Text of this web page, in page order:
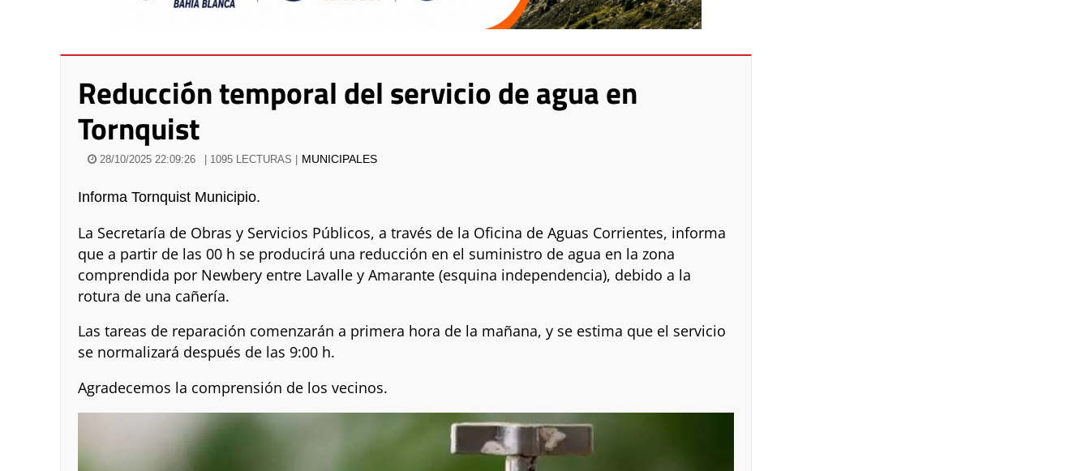
Reducción temporal del servicio de agua en
Tornquist
28/10/2025 22:09:26 | 1095 LECTURAS | MUNICIPALES
Informa Tornquist Municipio.
La Secretaría de Obras y Servicios Públicos, a través de la Oficina de Aguas Corrientes, informa
que a partir de las 00 h se producirá una reducción en el suministro de agua en la zona
comprendida por Newbery entre Lavalle y Amarante (esquina independencia), debido a la
rotura de una cañería.
Las tareas de reparación comenzarán a primera hora de la mañana, y se estima que el servicio
se normalizará después de las 9:00 h.
Agradecemos la comprensión de los vecinos.